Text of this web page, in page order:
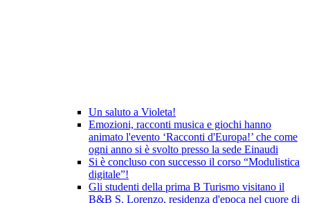
Un saluto a Violeta!
Emozioni, racconti musica e giochi hanno
animato l'evento ‘Racconti d'Europa!’ che come
ogni anno si è svolto presso la sede Einaudi
Si è concluso con successo il corso “Modulistica
digitale”!
Gli studenti della prima B Turismo visitano il
B&B S. Lorenzo, residenza d'epoca nel cuore di